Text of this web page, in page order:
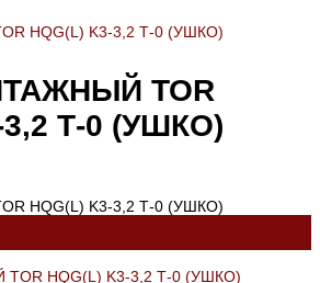
HQG(L) K3-3,2 Т-0 (УШКО)
TOR
3,2 Т-0 (УШКО)
HQG(L) K3-3,2 Т-0 (УШКО)